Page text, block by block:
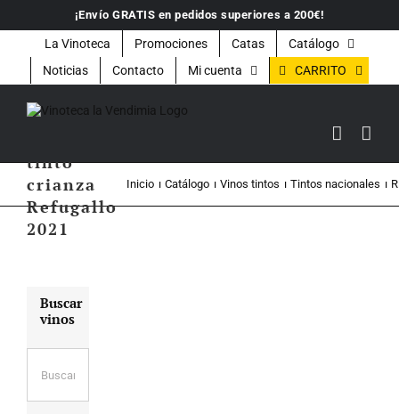
contenido
¡Envío GRATIS en pedidos superiores a 200€!
La Vinoteca Promociones Catas
Catálogo
Noticias
Contacto Mi cuenta CARRITO
tinto
crianza
Refugallo
2021
Inicio Catálogo Vinos tintos Tintos nacionales
Buscar
vinos